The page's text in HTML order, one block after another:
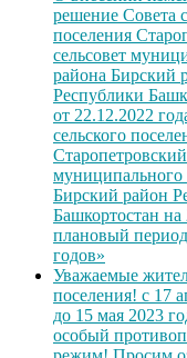
решение Совета
поселения
сельсовет
района Бирский
Республики
от 22.12.2022
сельского
муниципального
Бирский район
Башкортостан на
плановый
годов»
Уважаемые
поселения! с 17
до 15 мая 2023
особый